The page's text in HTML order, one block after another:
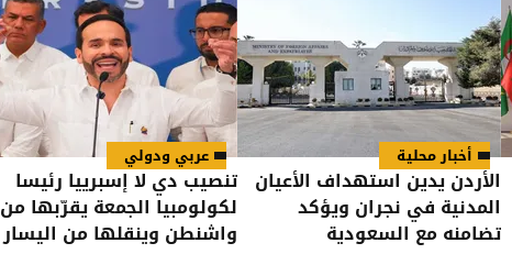
أخبار محلية
الأردن يدين استهداف الأعيان
المدنية في نجران ويؤكد
تضامنه مع السعودية
عربي ودولي
تنصيب دي لا إسبرييا رئيسا
لكولومبيا الجمعة يقرّبها من
واشنطن وينقلها من اليسار